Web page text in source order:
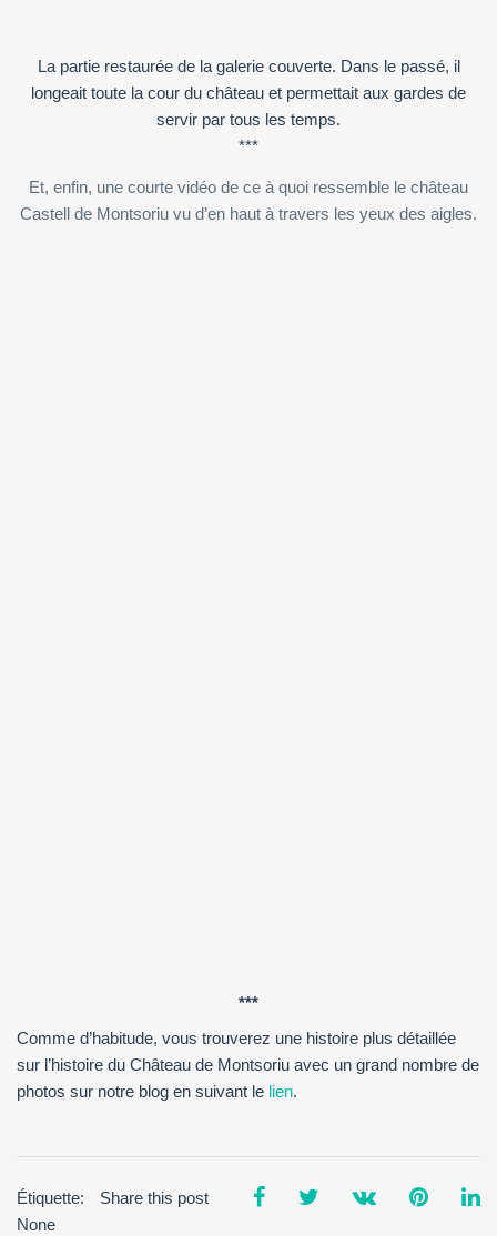
La partie restaurée de la galerie couverte. Dans le passé, il
longeait toute la cour du château et permettait aux gardes de
servir par tous les temps.
***
Et, enfin, une courte vidéo de ce à quoi ressemble le château
Castell de Montsoriu vu d’en haut à travers les yeux des aigles.
***
Comme d’habitude, vous trouverez une histoire plus détaillée
sur l’histoire du Château de Montsoriu avec un grand nombre de
photos sur notre blog en suivant le lien.
Share this post
Étiquette:
None